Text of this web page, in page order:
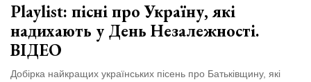
Playlist: пісні про Україну, які
надихають у День Незалежності.
ВІДЕО
Добірка найкращих українських пісень про Батьківщину, які